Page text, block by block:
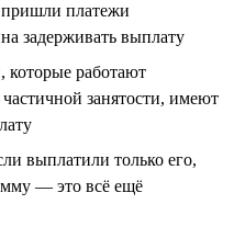
пришли платежи
задерживать выплату
которые работают
занятости, имеют
выплатили только его,
— это всё ещё